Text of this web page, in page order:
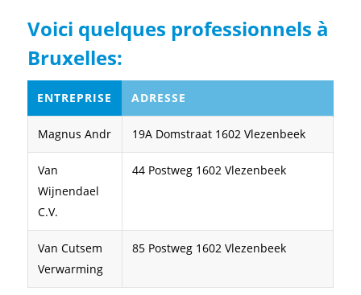
Voici quelques professionnels à
Bruxelles:
ENTREPRISE ADRESSE
Magnus Andr 19A Domstraat 1602 Vlezenbeek
Van
Wijnendael
C.V.
44 Postweg 1602 Vlezenbeek
Van Cutsem
Verwarming
85 Postweg 1602 Vlezenbeek